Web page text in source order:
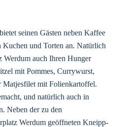
seinen Gästen neben Kaffee
Kuchen und Torten an. Natürlich
Werdum auch Ihren Hunger
mit Pommes, Currywurst,
Matjesfilet mit Folienkartoffel.
und natürlich auch in
Neben der zu den
Werdum geöffneten Kneipp-